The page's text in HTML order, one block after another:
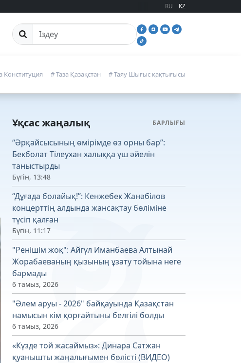
RU KZ
Сайттан іздеу
Конституция # Таза Қазақстан # Таяу Шығыс қақтығысы
Ұқсас жаңалық БАРЛЫҒЫ
“Әрқайсысының өмірімде өз орны бар”:
Бекболат Тілеухан халыққа үш әйелін
таныстырды
Бүгін, 13:48
“Дұғада болайық!”: Кенжебек Жанәбілов
концерттің алдында жансақтау бөліміне
түсіп қалған
Бүгін, 11:17
"Ренішім жоқ": Айгүл Иманбаева Алтынай
Жорабаеваның қызының ұзату тойына неге
бармады
6 тамыз, 2026
"Әлем аруы - 2026" байқауында Қазақстан
намысын кім қорғайтыны белгілі болды
6 тамыз, 2026
«Күзде той жасаймыз»: Динара Сәтжан
қуанышты жаңалығымен бөлісті (ВИДЕО)